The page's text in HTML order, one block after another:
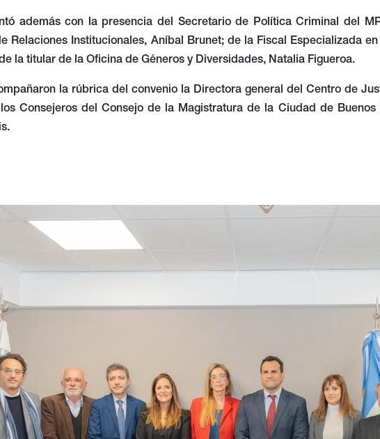
además con la presencia del Secretario de Política Criminal del
Relaciones Institucionales, Aníbal Brunet; de la Fiscal Especializada
la titular de la Oficina de Géneros y Diversidades, Natalia Figueroa.
la rúbrica del convenio la Directora general del Centro de
Consejeros del Consejo de la Magistratura de la Ciudad de